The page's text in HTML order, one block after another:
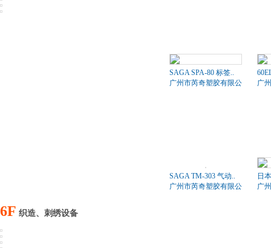
SAGA SPA-80 标签..
广州市芮奇塑胶有限公司
广
SAGA TM-303 气动..
广州市芮奇塑胶有限公司
日
广
6F 织造、刺绣设备